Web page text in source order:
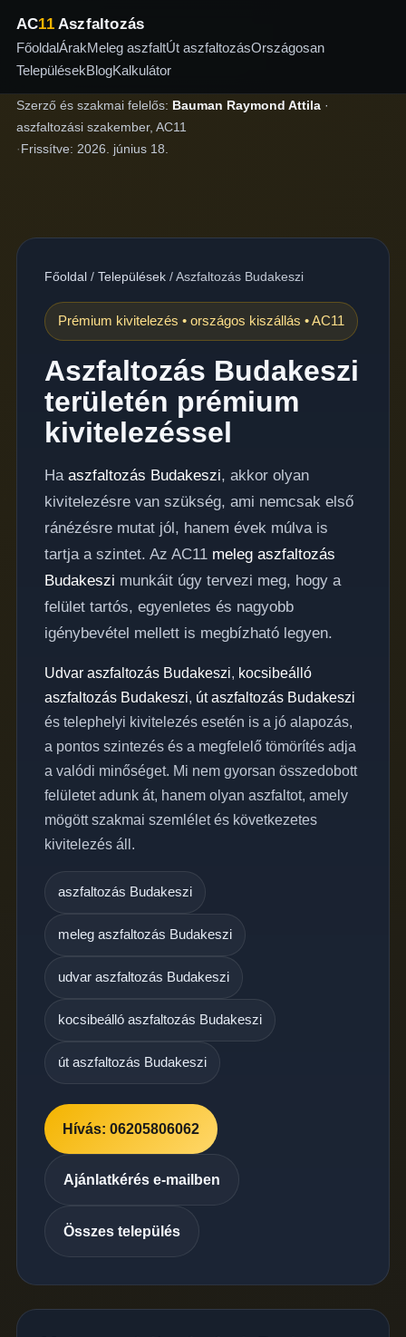
AC11Aszfaltozás
FőoldalÁrakMeleg aszfaltÚt aszfaltozásOrszágosan
TelepülésekBlogKalkulátor
Szerző és szakmai felelős: Bauman Raymond Attila·
aszfaltozási szakember, AC11
·Frissítve: 2026. június 18.
Főoldal/ Települések/Aszfaltozás Budakeszi
Prémium kivitelezés • országos kiszállás • AC11
Aszfaltozás Budakeszi
területén prémium
kivitelezéssel
Ha aszfaltozás Budakeszi, akkor olyan
kivitelezésre van szükség, ami nemcsak első
ránézésre mutat jól, hanem évek múlva is
tartja a szintet. Az AC11 meleg aszfaltozás
Budakeszi munkáit úgy tervezi meg, hogy a
felület tartós, egyenletes és nagyobb
igénybevétel mellett is megbízható legyen.
Udvar aszfaltozás Budakeszi, kocsibeálló
aszfaltozás Budakeszi, út aszfaltozás Budakeszi
és telephelyi kivitelezés esetén is a jó alapozás,
a pontos szintezés és a megfelelő tömörítés adja
a valódi minőséget. Mi nem gyorsan összedobott
felületet adunk át, hanem olyan aszfaltot, amely
mögött szakmai szemlélet és következetes
kivitelezés áll.
aszfaltozás Budakeszi
meleg aszfaltozás Budakeszi
udvar aszfaltozás Budakeszi
kocsibeálló aszfaltozás Budakeszi
út aszfaltozás Budakeszi
Hívás: 06205806062
Ajánlatkérés e-mailben
Összes település